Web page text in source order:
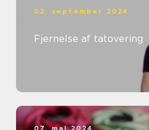
02. september 2024
Fjernelse af tatovering